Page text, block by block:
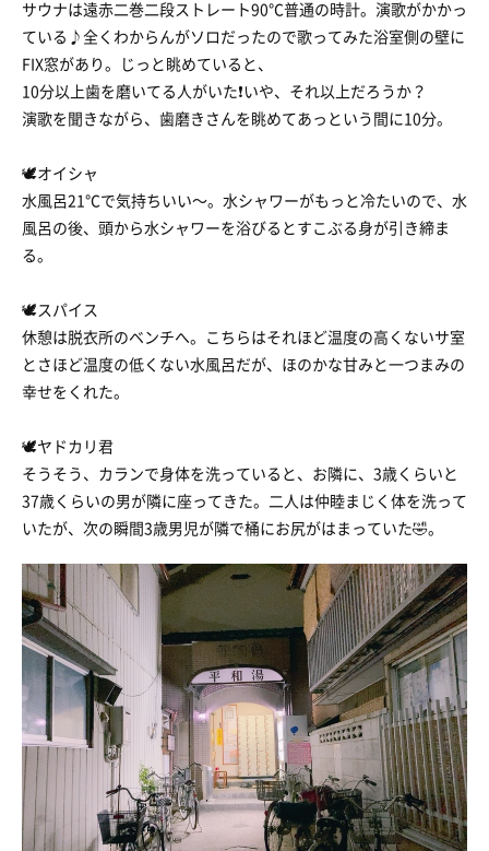
サウナは遠赤二巻二段ストレート90℃普通の時計。演歌がかかっ
ている♪全くわからんがソロだったので歌ってみた浴室側の壁に
FIX窓があり。じっと眺めていると、
10分以上歯を磨いてる人がいた❗️いや、それ以上だろうか？
演歌を聞きながら、歯磨きさんを眺めてあっという間に10分。
🕊オイシャ
水風呂21℃で気持ちいい〜。水シャワーがもっと冷たいので、水
風呂の後、頭から水シャワーを浴びるとすこぶる身が引き締ま
る。
🕊スパイス
休憩は脱衣所のベンチへ。こちらはそれほど温度の高くないサ室
とさほど温度の低くない水風呂だが、ほのかな甘みと一つまみの
幸せをくれた。
🕊ヤドカリ君
そうそう、カランで身体を洗っていると、お隣に、3歳くらいと
37歳くらいの男が隣に座ってきた。二人は仲睦まじく体を洗って
いたが、次の瞬間3歳男児が隣で桶にお尻がはまっていた🤣。